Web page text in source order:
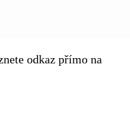
odkaz přímo na